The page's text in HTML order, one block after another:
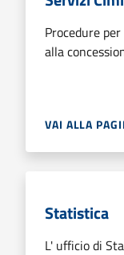
Procedure
alla
VAI ALLA
Statistica
L' ufficio di